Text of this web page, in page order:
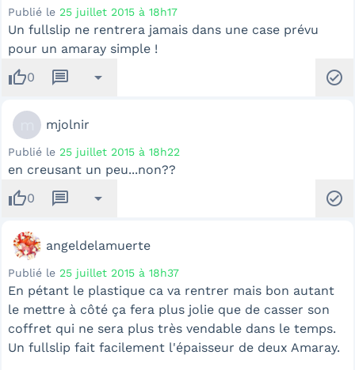
Publié le 25 juillet 2015 à 18h17
Un fullslip ne rentrera jamais dans une case prévu
pour un amaray simple !
thumb_up0 message arrow_drop_down check_circle
mjolnir
Publié le 25 juillet 2015 à 18h22
en creusant un peu...non??
thumb_up0 message arrow_drop_down check_circle
angeldelamuerte
Publié le 25 juillet 2015 à 18h37
En pétant le plastique ca va rentrer mais bon autant
le mettre à côté ça fera plus jolie que de casser son
coffret qui ne sera plus très vendable dans le temps.
Un fullslip fait facilement l'épaisseur de deux Amaray.